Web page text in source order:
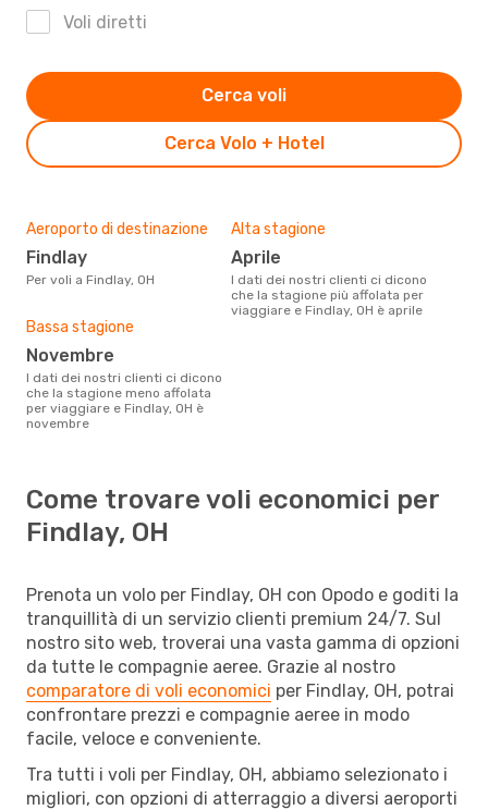
Voli diretti
Cerca Volo + Hotel
Cerca voli
Aeroporto di destinazione
Findlay
Per voli a Findlay, OH
Alta stagione
aprile
I dati dei nostri clienti ci dicono
che la stagione più affolata per
viaggiare e Findlay, OH è aprile
Bassa stagione
novembre
I dati dei nostri clienti ci dicono
che la stagione meno affolata
per viaggiare e Findlay, OH è
novembre
Come trovare voli economici per
Findlay, OH
Prenota un volo per Findlay, OH con Opodo e goditi la
tranquillità di un servizio clienti premium 24/7. Sul
nostro sito web, troverai una vasta gamma di opzioni
da tutte le compagnie aeree. Grazie al nostro
comparatore di voli economici per Findlay, OH, potrai
confrontare prezzi e compagnie aeree in modo
facile, veloce e conveniente.
Tra tutti i voli per Findlay, OH, abbiamo selezionato i
migliori, con opzioni di atterraggio a diversi aeroporti